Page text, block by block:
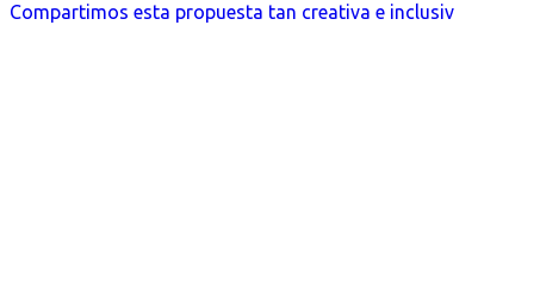
Compartimos esta propuesta tan creativa e inclusiv